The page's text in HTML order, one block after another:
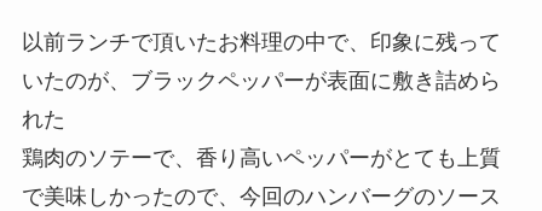
以前ランチで頂いたお料理の中で、印象に残って
いたのが、ブラックペッパーが表面に敷き詰めら
れた
鶏肉のソテーで、香り高いペッパーがとても上質
で美味しかったので、今回のハンバーグのソース